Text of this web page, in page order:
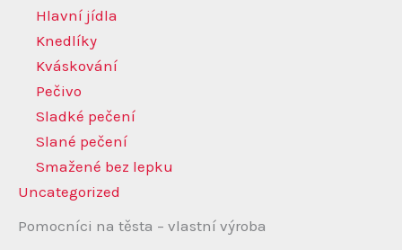
Hlavní jídla
Knedlíky
Kváskování
Pečivo
Sladké pečení
Slané pečení
Smažené bez lepku
Uncategorized
Pomocníci na těsta – vlastní výroba